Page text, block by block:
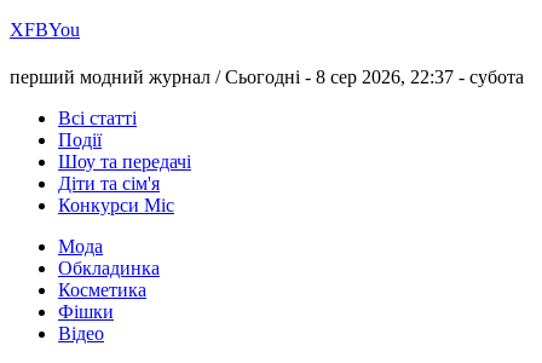
ХFBYou
перший модний журнал /Сьогодні - 8 сер 2026, 22:37 - субота
Всі статті
Події
Шоу та передачі
Діти та сім'я
Конкурси Міс
Мода
Обкладинка
Косметика
Фішки
Відео